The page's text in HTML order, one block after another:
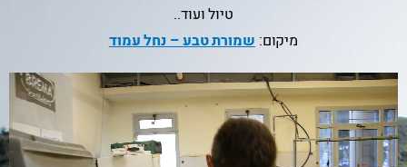
טיול ועוד..
מיקום: שמורת טבע – נחל עמוד